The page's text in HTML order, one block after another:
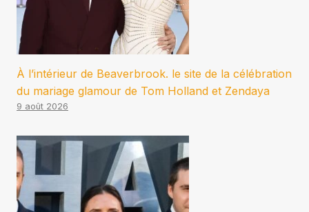
À l’intérieur de Beaverbrook. le site de la célébration
du mariage glamour de Tom Holland et Zendaya
9 août 2026